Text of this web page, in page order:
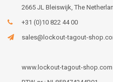
2665 JL Bleiswijk, The
+31 (0)10 822 44 00
sales@lockout-tagout-
www.lockout-tagout-shop.com